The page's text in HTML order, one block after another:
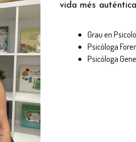
vida més
Grau en
Psicòloga
Psicòloga